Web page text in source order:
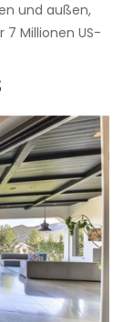
und außen,
Millionen US-